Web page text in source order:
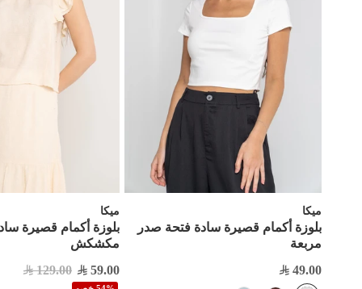
ميكا
بلوزة أكمام قصيرة سادة فتحة صدر
مربعة
49.00
ميكا
بلوزة أكمام قصيرة
مكشكش
59.00
129.00